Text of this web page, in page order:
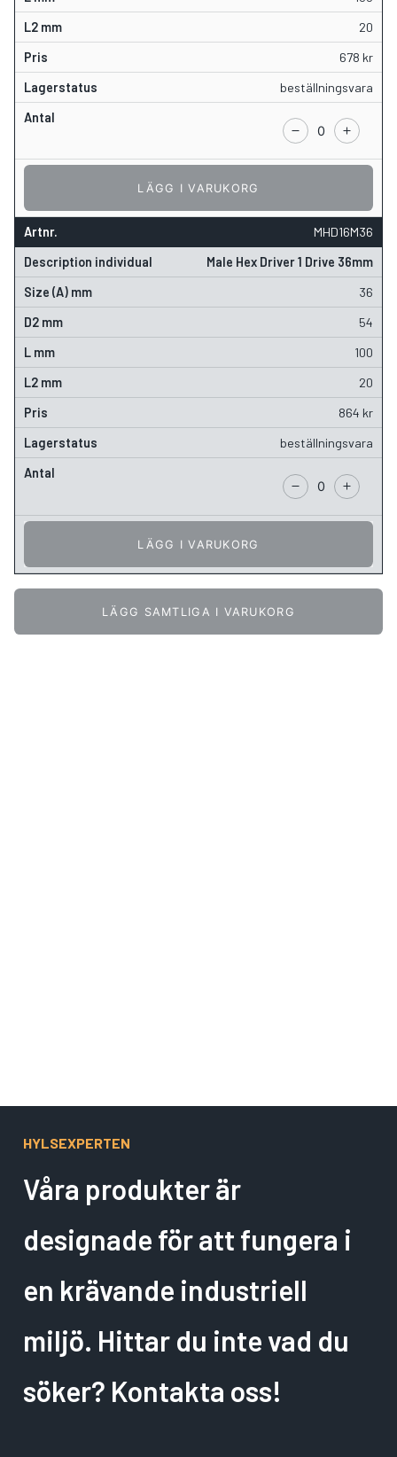
20
678 kr
beställningsvara
LÄGG I VARUKORG
MHD16M36
Male Hex Driver 1 Drive 36mm
36
54
100
20
864 kr
beställningsvara
LÄGG I VARUKORG
LÄGG SAMTLIGA I VARUKORG
HYLSEXPERTEN
Våra produkter är
designade för att fungera i
en krävande industriell
miljö. Hittar du inte vad du
söker? Kontakta oss!